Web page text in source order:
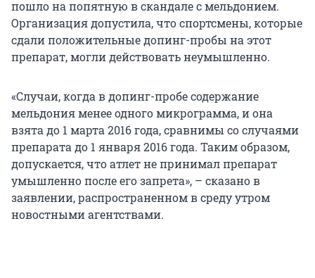
пошло на попятную в скандале с мельдонием.
Организация допустила, что спортсмены, которые
сдали положительные допинг-пробы на этот
препарат, могли действовать неумышленно.
«Случаи, когда в допинг-пробе содержание
мельдония менее одного микрограмма, и она
взята до 1 марта 2016 года, сравнимы со случаями
препарата до 1 января 2016 года. Таким образом,
допускается, что атлет не принимал препарат
умышленно после его запрета», – сказано в
заявлении, распространенном в среду утром
новостными агентствами.